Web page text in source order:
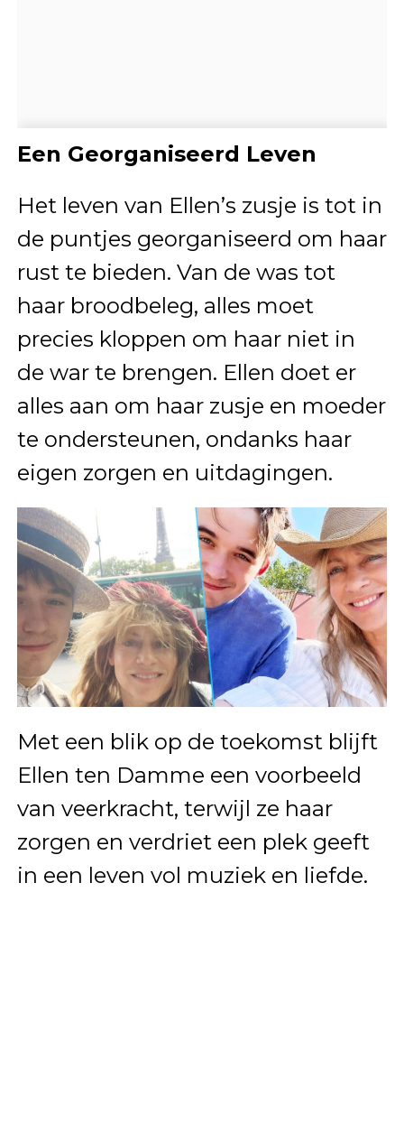
Een Georganiseerd Leven
Het leven van Ellen’s zusje is tot in
de puntjes georganiseerd om haar
rust te bieden. Van de was tot
haar broodbeleg, alles moet
precies kloppen om haar niet in
de war te brengen. Ellen doet er
alles aan om haar zusje en moeder
te ondersteunen, ondanks haar
eigen zorgen en uitdagingen.
Met een blik op de toekomst blijft
Ellen ten Damme een voorbeeld
van veerkracht, terwijl ze haar
zorgen en verdriet een plek geeft
in een leven vol muziek en liefde.